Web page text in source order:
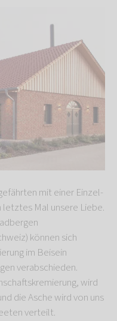
mit einer Einzel-
Mal unsere Liebe.
können sich
im Beisein
verabschieden.
wird
die Asche wird von uns
verteilt.